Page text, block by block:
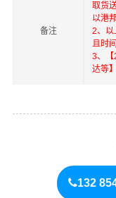
备注
取货
以港
2、以
且时
3、【
达等
132